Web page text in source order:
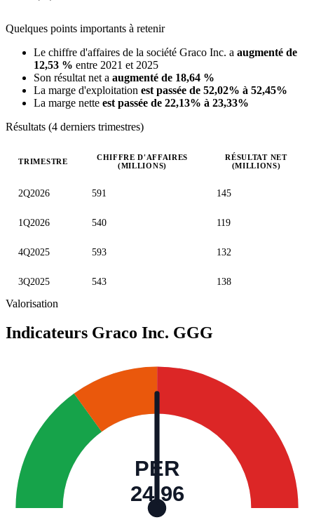
Quelques points importants à retenir
Le chiffre d'affaires de la société Graco Inc. a augmenté de
12,53 % entre 2021 et 2025
Son résultat net a augmenté de 18,64 %
La marge d'exploitation est passée de 52,02% à 52,45%
La marge nette est passée de 22,13% à 23,33%
Résultats (4 derniers trimestres)
TRIMESTRE
CHIFFRE D'AFFAIRES
(MILLIONS)
RÉSULTAT NET
(MILLIONS)
2Q2026 591 145
1Q2026 540 119
4Q2025 593 132
3Q2025 543 138
Valorisation
Indicateurs Graco Inc. GGG
PER
24,96